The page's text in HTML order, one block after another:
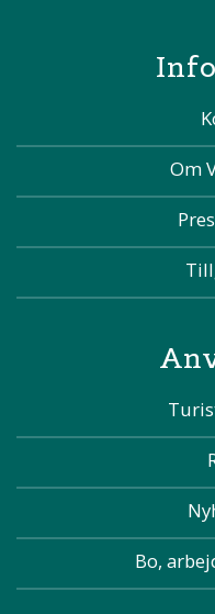
Om
Bo,